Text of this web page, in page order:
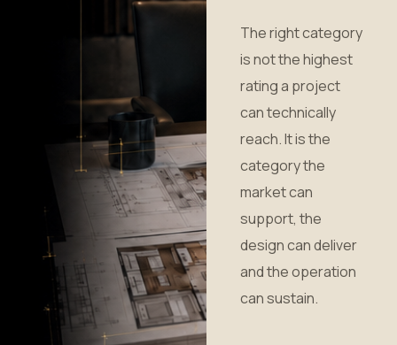
The right category
is not the highest
rating a project
can technically
reach. It is the
category the
market can
support, the
design can deliver
and the operation
can sustain.